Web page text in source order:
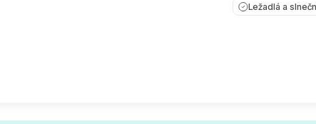
Ležadlá a